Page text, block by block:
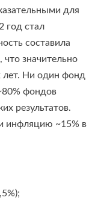
для
год стал
составила
значительно
Ни один фонд
фондов
результатов.
инфляцию ~15% в